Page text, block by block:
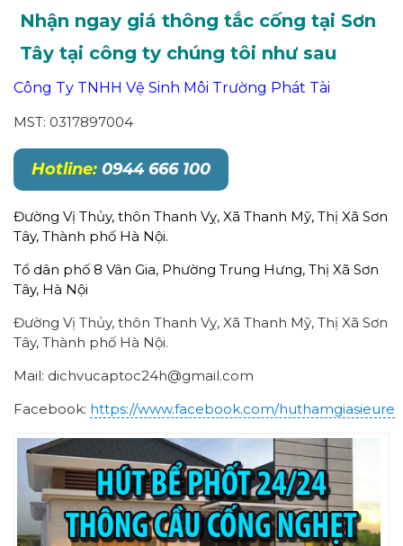
Nhận ngay giá thông tắc cống tại Sơn
Tây tại công ty chúng tôi như sau
Công Ty TNHH Vệ Sinh Môi Trường Phát Tài
MST: 0317897004
Hotline: 0944 666 100
Đường Vị Thủy, thôn Thanh Vỵ, Xã Thanh Mỹ, Thị Xã Sơn
Tây, Thành phố Hà Nội.
Tổ dân phố 8 Vân Gia, Phường Trung Hưng, Thị Xã Sơn
Tây, Hà Nội
Đường Vị Thủy, thôn Thanh Vỵ, Xã Thanh Mỹ, Thị Xã Sơn
Tây, Thành phố Hà Nội.
Mail: dichvucaptoc24h@gmail.com
Facebook: https://www.facebook.com/huthamgiasieure